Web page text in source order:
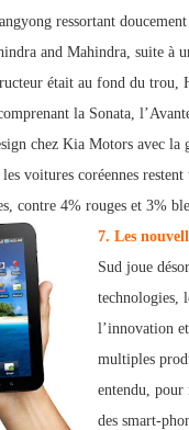
ressortant
and Mahindra, suite à
était au fond du trou,
la Sonata,
chez Kia Motors avec la
voitures coréennes
contre 4% rouges et 3%
7. Les
Sud joue
technologies,
l’innovation
multiples
entendu, pour
des smart-